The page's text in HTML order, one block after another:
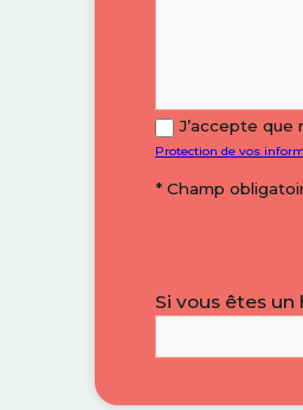
J’accepte
Protection de vos
* Champ
Si vous êtes un